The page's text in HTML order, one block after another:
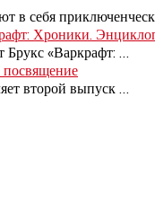
в себя
Хроники.
«Варкрафт:
второй выпуск